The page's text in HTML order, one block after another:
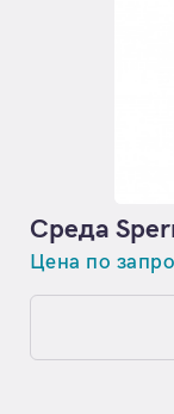
Среда
Цена по